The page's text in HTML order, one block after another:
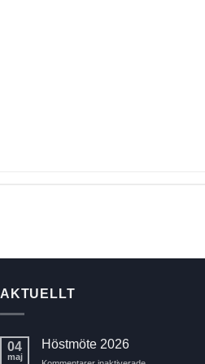
AKTUELLT
04
maj
Höstmöte 2026